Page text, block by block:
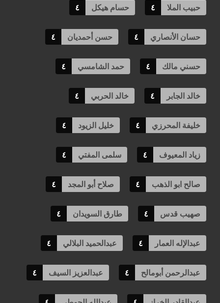
حبيب الملا ٤ حسام هيكل ٤
حسان الأنصاري ٤ حسن أحمديان ٤
حسني مالك ٤ حمد الشامسي ٤
خالد الجابر ٤ خالد الحربي ٤
خليفة المحرزي ٤ خليل الزيود ٤
زياد المعيوف ٤ سلمى المفتي ٤
صالح ابو الذهب ٤ صلاح أبو المجد ٤
صهيب قدس ٤ طارق السويدان ٤
عبدالإله العمار ٤ عبدالحميد البلالي ٤
عبدالرحمن أبومالح ٤ عبدالعزيز السيف ٤